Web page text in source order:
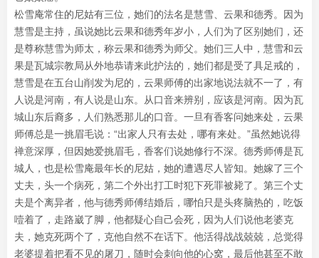
松雪庵常住的尼姑有三位，她们的法名是慧雪、云果和德秀。因为
慧雪是主持，虽说她比云果和德秀年岁小，人们为了区别她们，还
是尊称慧雪为师太，称云果和德秀为师父。她们三人中，慧雪和云
果是瓦城宗教局从外地恭请来此护法的，她们都是受了具足戒的，
慧雪是在五台山削发为尼的，云果师傅的出家地说法就不一了，有
人说是河南，有人说是山东。从口音来辨别，应该是河南。因为瓦
城山东后裔多，人们熟悉那儿的口音。一旦有香客问她来处，云果
师傅总是一挑眉毛说：“出家人只有去处，哪有来处。”虽然她说得
禅意深厚，但因她爱挑眉毛，香客们说她修行不深。德秀师傅是瓦
城人，也是松雪庵最年长的尼姑，她的遭遇尽人皆知。她嫁了三个
丈夫，头一个病死，第二个外出打工时犯下死罪被毙了。第三个丈
夫是个离异者，他与德秀师傅结婚后，哪怕只是头疼脑热的，吃饭
噎着了，走路崴了脚，他都疑心自己会死，因为人们说他老婆克
夫，她克死两个了，克他自然不在话下。他活得战战兢兢，总觉得
老婆提着把看不见的屠刀，随时会刺向他的心窝，最后他甚至不敢